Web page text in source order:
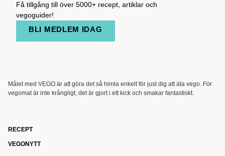
Få tillgång till över 5000+ recept, artiklar och
vegoguider!
BLI MEDLEM IDAG
Målet med VEGO är att göra det så himla enkelt för just dig att äta vego. För
vegomat är inte krångligt, det är gjort i ett kick och smakar fantastiskt.
RECEPT
VEGONYTT